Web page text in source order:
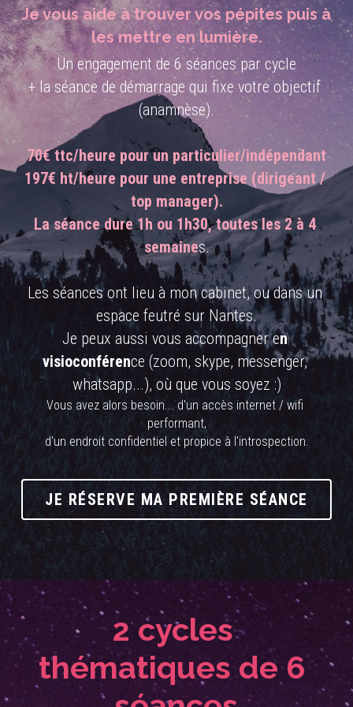
Morphopsychologie
Numérologie
Coach'Healing
Codéveloppement
Coaching au quotidien
Thématiques
Conférences
Je vous aide à trouver vos pépites puis à
les mettre en lumière.
Un engagement de 6 séances par cycle
+ la séance de démarrage qui fixe votre objectif
(anamnèse).
70€ ttc/heure pour un particulier/indépendant
197€ ht/heure pour une entreprise (dirigeant /
top manager).
La séance dure 1h ou 1h30, toutes les 2 à 4
semaines.
Les séances ont lieu à mon cabinet, ou dans un
espace feutré sur Nantes.
Je peux aussi vous accompagner en
visioconférence (zoom, skype, messenger,
whatsapp...), où que vous soyez :)
Vous avez alors besoin... d'un accès internet / wifi
performant,
d'un endroit confidentiel et propice à l'introspection.
JE RÉSERVE MA PREMIÈRE SÉANCE
2 cycles
thématiques de 6